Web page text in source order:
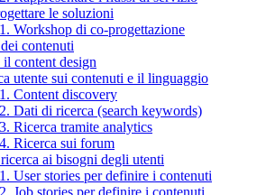
le soluzioni
Workshop di co-progettazione
contenuti
il content design
utente sui contenuti e il linguaggio
Content discovery
Dati di ricerca (search keywords)
Ricerca tramite analytics
Ricerca sui forum
ai bisogni degli utenti
User stories per definire i contenuti
Job stories per definire i contenuti